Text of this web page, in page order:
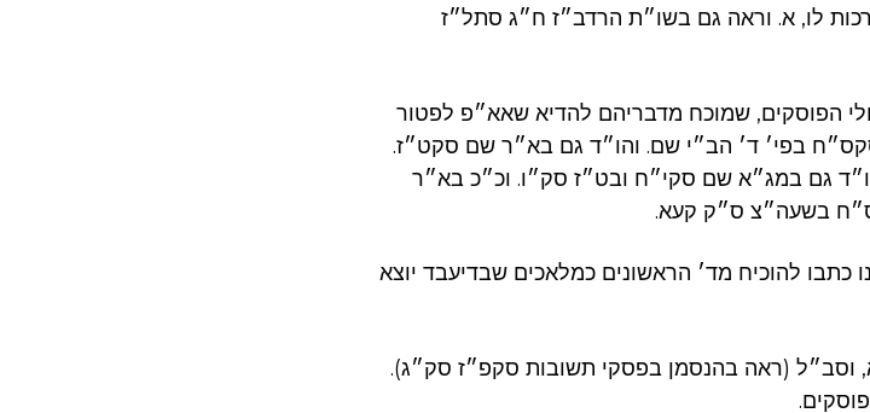
לו, א. וראה גם בשו״ת הרדב״ז ח״ג סתל״ז
הפוסקים, שמוכח מדבריהם להדיא שאא״פ לפטור
בפי׳ ד׳ הב״י שם. והו״ד גם בא״ר שם סקט״ז.
גם במג״א שם סקי״ח ובט״ז סק״ו. וכ״כ בא״ר
בשעה״צ ס״ק קעא.
כתבו להוכיח מד׳ הראשונים כמלאכים שבדיעבד יוצא
וסב״ל (ראה בהנסמן בפסקי תשובות סקפ״ז סק״ג).